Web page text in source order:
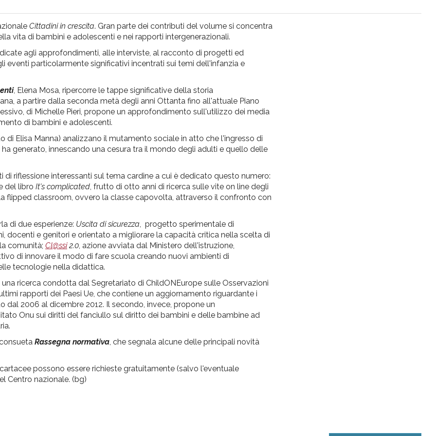
Cittadini in crescita. Gran parte dei contributi del volume si concentra
vita di bambini e adolescenti e nei rapporti intergenerazionali.
agli approfondimenti, alle interviste, al racconto di progetti ed
eventi particolarmente significativi incentrati sui temi dell'infanzia e
, Elena Mosa, ripercorre le tappe significative della storia
a partire dalla seconda metà degli anni Ottanta fino all'attuale Piano
di Michelle Pieri, propone un approfondimento sull'utilizzo dei media
di bambini e adolescenti.
Elisa Manna) analizzano il mutamento sociale in atto che l'ingresso di
generato, innescando una cesura tra il mondo degli adulti e quello delle
di riflessione interessanti sul tema cardine a cui è dedicato questo numero:
del libro It's complicated , frutto di otto anni di ricerca sulle vite on line degli
flipped classroom, ovvero la classe capovolta, attraverso il confronto con
di due esperienze: Uscita di sicurezza , progetto sperimentale di
docenti e genitori e orientato a migliorare la capacità critica nella scelta di
comunità; Cl@ssi2.0 , azione avviata dal Ministero dell'istruzione,
di innovare il modo di fare scuola creando nuovi ambienti di
tecnologie nella didattica.
ricerca condotta dal Segretariato di ChildONEurope sulle Osservazioni
rapporti dei Paesi Ue, che contiene un aggiornamento riguardante i
2006 al dicembre 2012. Il secondo, invece, propone un
Onu sui diritti del fanciullo sul diritto dei bambini e delle bambine ad
Rassegna normativa , che segnala alcune delle principali novità
possono essere richieste gratuitamente (salvo l'eventuale
Centro nazionale. (bg)